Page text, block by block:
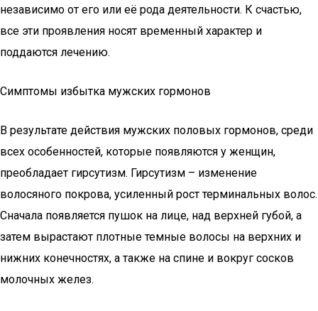
независимо от его или её рода деятельности. К счастью,
все эти проявления носят временный характер и
поддаются лечению.
Симптомы избытка мужских гормонов
В результате действия мужских половых гормонов, среди
всех особенностей, которые появляются у женщин,
преобладает гирсутизм. Гирсутизм – изменение
волосяного покрова, усиленный рост терминальных волос.
Сначала появляется пушок на лице, над верхней губой, а
затем вырастают плотные темные волосы на верхних и
нижних конечностях, а также на спине и вокруг сосков
молочных желез.